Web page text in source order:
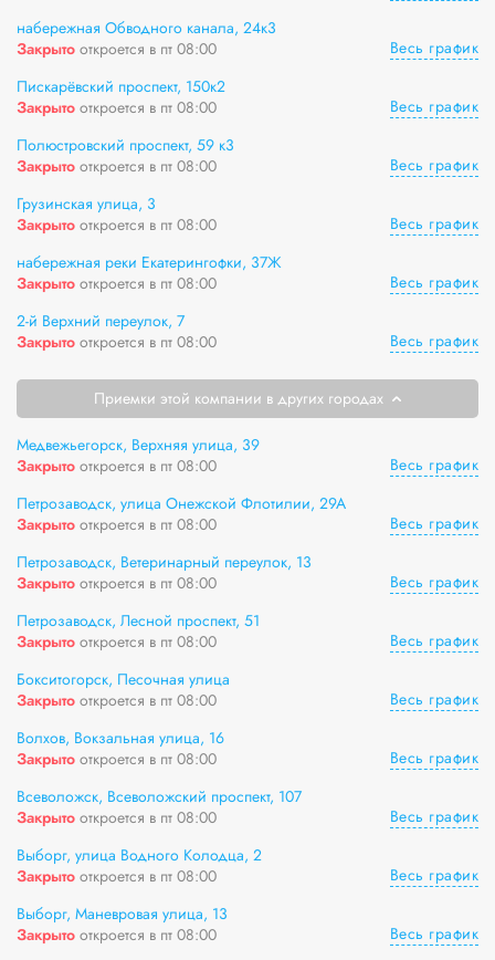
набережная Обводного канала, 24к3
Закрыто откроется в пт 08:00
Весь график
Пискарёвский проспект, 150к2
Закрыто откроется в пт 08:00
Весь график
Полюстровский проспект, 59 к3
Закрыто откроется в пт 08:00
Весь график
Грузинская улица, 3
Закрыто откроется в пт 08:00
Весь график
набережная реки Екатерингофки, 37Ж
Закрыто откроется в пт 08:00
Весь график
2-й Верхний переулок, 7
Закрыто откроется в пт 08:00 Весь график
Приемки этой компании в других городах
Медвежьегорск, Верхняя улица, 39
Закрыто откроется в пт 08:00
Весь график
Петрозаводск, улица Онежской Флотилии, 29А
Закрыто откроется в пт 08:00
Весь график
Петрозаводск, Ветеринарный переулок, 13
Закрыто откроется в пт 08:00
Весь график
Петрозаводск, Лесной проспект, 51
Закрыто откроется в пт 08:00
Весь график
Бокситогорск, Песочная улица
Закрыто откроется в пт 08:00
Весь график
Волхов, Вокзальная улица, 16
Закрыто откроется в пт 08:00
Весь график
Всеволожск, Всеволожский проспект, 107
Закрыто откроется в пт 08:00
Весь график
Выборг, улица Водного Колодца, 2
Закрыто откроется в пт 08:00
Весь график
Выборг, Маневровая улица, 13
Закрыто откроется в пт 08:00
Весь график